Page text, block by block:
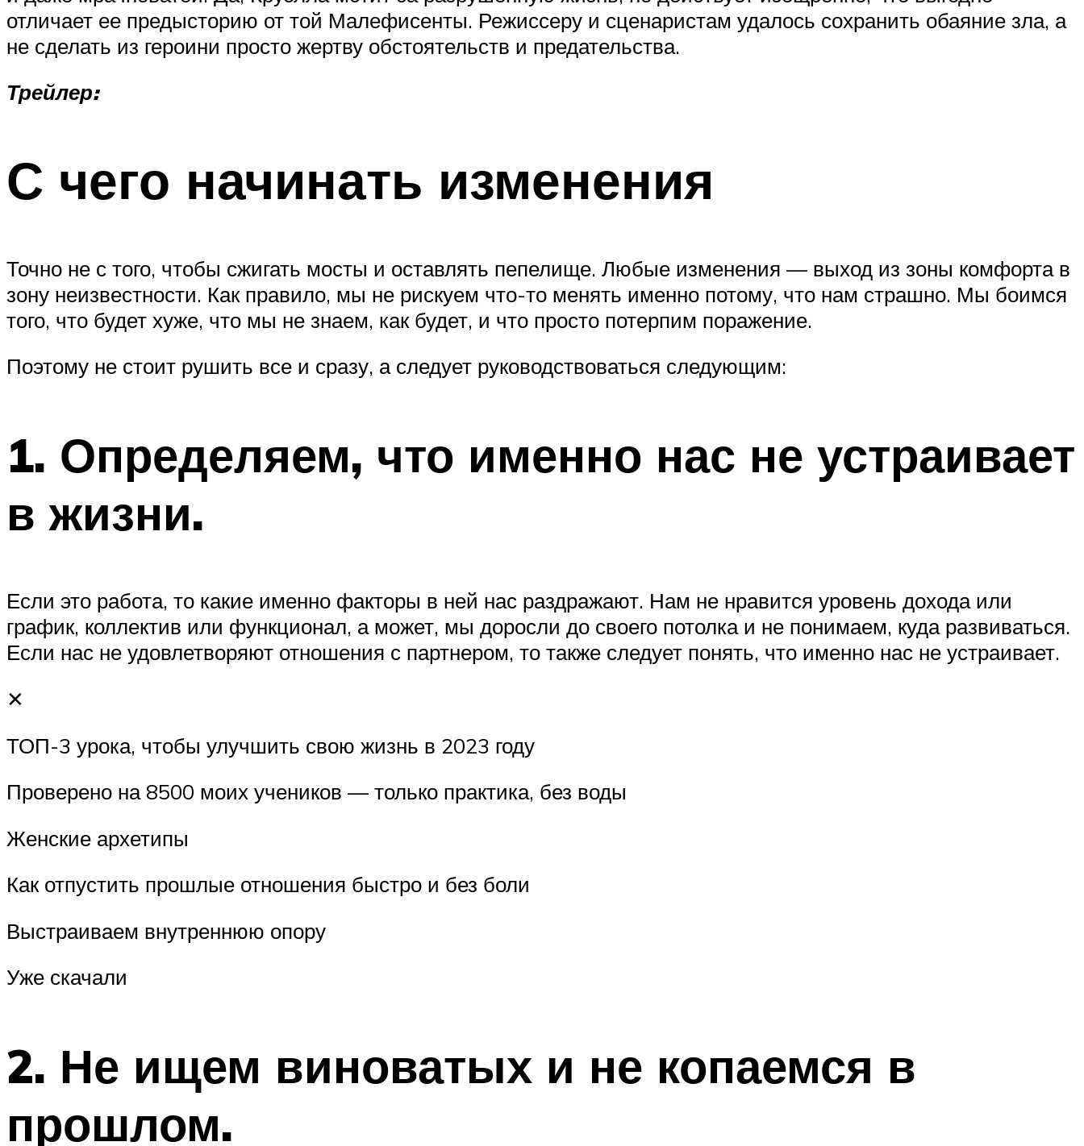
отличает ее предысторию от той Малефисенты. Режиссеру и сценаристам удалось сохранить обаяние зла, а
не сделать из героини просто жертву обстоятельств и предательства.
Трейлер:
С чего начинать изменения
Точно не с того, чтобы сжигать мосты и оставлять пепелище. Любые изменения — выход из зоны комфорта в
зону неизвестности. Как правило, мы не рискуем что-то менять именно потому, что нам страшно. Мы боимся
того, что будет хуже, что мы не знаем, как будет, и что просто потерпим поражение.
Поэтому не стоит рушить все и сразу, а следует руководствоваться следующим:
1. Определяем, что именно нас не устраивает
в жизни.
Если это работа, то какие именно факторы в ней нас раздражают. Нам не нравится уровень дохода или
график, коллектив или функционал, а может, мы доросли до своего потолка и не понимаем, куда развиваться.
Если нас не удовлетворяют отношения с партнером, то также следует понять, что именно нас не устраивает.
✕
ТОП-3 урока, чтобы улучшить свою жизнь в 2023 году
Проверено на 8500 моих учеников — только практика, без воды
Женские архетипы
Как отпустить прошлые отношения быстро и без боли
Выстраиваем внутреннюю опору
Уже скачали
2. Не ищем виноватых и не копаемся в
прошлом.